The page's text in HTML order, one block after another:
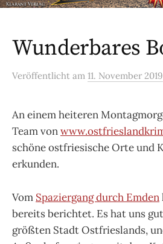
Wunderbares
Veröffentlicht am 11. November 2019
An einem heiteren
Team von
schöne ostfriesische Orte und
erkunden.
Vom Spaziergang durch Emden
bereits berichtet. Es hat uns
größten Stadt Ostfrieslands,